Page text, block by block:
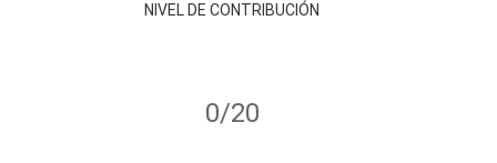
NIVEL DE CONTRIBUCIÓN
0/20